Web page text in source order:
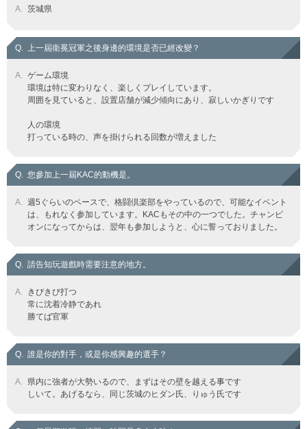
A. 茨城県
Q. 上一屆衛冕冠軍之後身邊的環境是否已經改變？
A. ゲーム環境
環境は特に変わりなく、楽しくプレイしています。
周囲を見ていると、設置店舗が減少傾向にあり、寂しいかぎりです
人の環境
打っている時の、声を掛けられる回数が増えました
Q. 您參加上一屆KAC的動機是。
A. 週5ぐらいのペースで、格闘倶楽部をやっているので、可能なイベント
は、もれなく参加しています。KACもその中の一つでした。チャンピ
オンになってからは、翌年も参加しようと、心に誓っておりました。
Q. 請告知玩遊戲時需要注意的地方。
A.
きびきび打つ
常に沈着冷静であれ
勝てば官軍
Q. 誰是你的對手，或是你感興趣的選手？
A. 県内に強者が大勢いるので、まずはその壁を越える事です
しいて。あげるなら、同じ茨城のヒダン氏、りゅう氏です